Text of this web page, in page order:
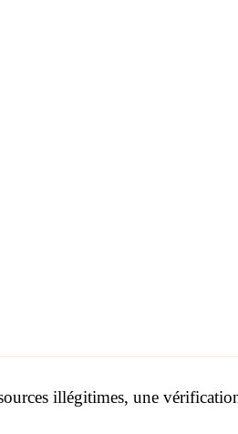
illégitimes, une